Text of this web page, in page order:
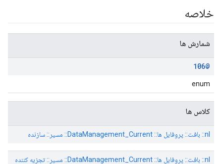
خلاصه
شمارش ها
@106
enum
کلاس ها
nl:: بافت:: پروفایل ها:: DataManagement_Current:: مسیر:: سازنده
nl:: بافت:: پروفایل ها:: DataManagement_Current:: مسیر:: تجزیه کننده